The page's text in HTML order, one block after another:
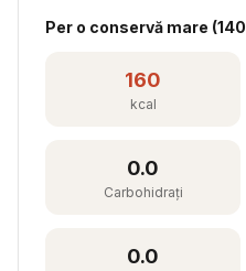
Per o conservă mare (140
160
kcal
0.0
Carbohidrați
0.0